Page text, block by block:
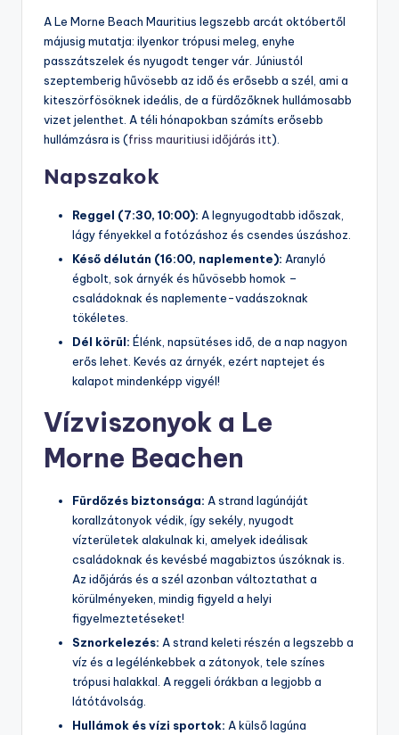
A Le Morne Beach Mauritius legszebb arcát októbertől
májusig mutatja: ilyenkor trópusi meleg, enyhe
passzátszelek és nyugodt tenger vár. Júniustól
szeptemberig hűvösebb az idő és erősebb a szél, ami a
kiteszörfösöknek ideális, de a fürdőzőknek hullámosabb
vizet jelenthet. A téli hónapokban számíts erősebb
hullámzásra is (friss mauritiusi időjárás itt).
Napszakok
Reggel (7:30, 10:00): A legnyugodtabb időszak,
lágy fényekkel a fotózáshoz és csendes úszáshoz.
Késő délután (16:00, naplemente): Aranyló
égbolt, sok árnyék és hűvösebb homok –
családoknak és naplemente-vadászoknak
tökéletes.
Dél körül: Élénk, napsütéses idő, de a nap nagyon
erős lehet. Kevés az árnyék, ezért naptejet és
kalapot mindenképp vigyél!
Vízviszonyok a Le
Morne Beachen
Fürdőzés biztonsága: A strand lagúnáját
korallzátonyok védik, így sekély, nyugodt
vízterületek alakulnak ki, amelyek ideálisak
családoknak és kevésbé magabiztos úszóknak is.
Az időjárás és a szél azonban változtathat a
körülményeken, mindig figyeld a helyi
figyelmeztetéseket!
Sznorkelezés: A strand keleti részén a legszebb a
víz és a legélénkebbek a zátonyok, tele színes
trópusi halakkal. A reggeli órákban a legjobb a
látótávolság.
Hullámok és vízi sportok: A külső lagúna